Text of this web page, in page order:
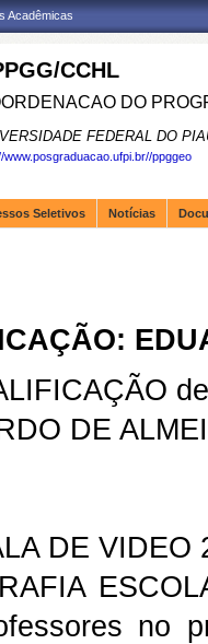
Acadêmicas
CCHL
DO
FEDERAL DO
www.posgraduacao.ufpi.br//ppggeo
Seletivos Notícias
DE
DE VIDEO
no